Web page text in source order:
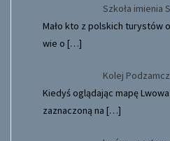
Szkoła imienia
Mało kto z polskich turystów
wie o […]
Kolej
Kiedyś oglądając mapę
zaznaczoną na […]